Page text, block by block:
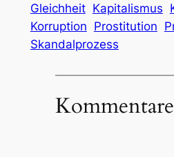
Gleichheit Kapitalismus
Korruption Prostitution
Skandalprozess
Kommentare